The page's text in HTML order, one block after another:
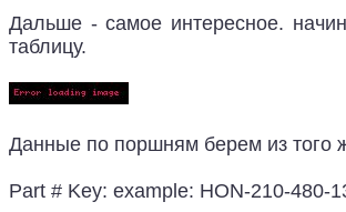
Дальше - самое интересное.
таблицу.
Данные по поршням берем из того
Part # Key: example: HON-210-480-